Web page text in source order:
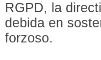
RGPD, la
debida en
forzoso.